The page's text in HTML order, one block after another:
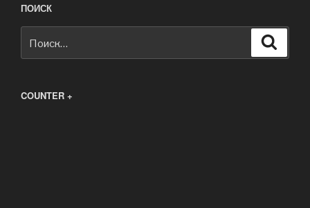
ПОИСК
COUNTER +